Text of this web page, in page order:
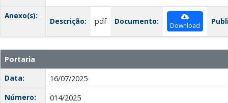
Anexo(s):
Descrição: pdf Documento: Download
Portaria
Data:
16/07/2025
Número:
014/2025